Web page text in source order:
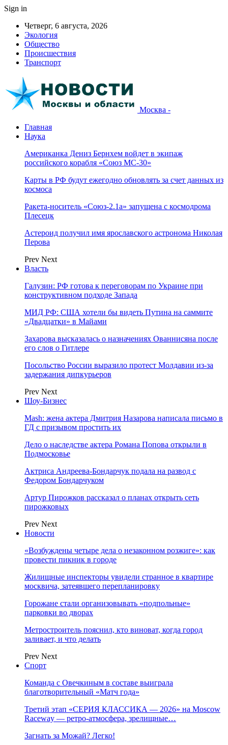
Sign in
Четверг, 6 августа, 2026
Экология
Общество
Происшествия
Транспорт
Москва -
Главная
Наука
Американка Дениз Бернхем войдет в экипаж
российского корабля «Союз МС-30»
Карты в РФ будут ежегодно обновлять за счет данных из
космоса
Ракета-носитель «Союз-2.1а» запущена с космодрома
Плесецк
Астероид получил имя ярославского астронома Николая
Перова
Prev Next
Власть
Галузин: РФ готова к переговорам по Украине при
конструктивном подходе Запада
МИД РФ: США хотели бы видеть Путина на саммите
«Двадцатки» в Майами
Захарова высказалась о назначениях Ованнисяна после
его слов о Гитлере
Посольство России выразило протест Молдавии из-за
задержания дипкурьеров
Prev Next
Шоу-Бизнес
Mash: жена актера Дмитрия Назарова написала письмо в
ГД с призывом простить их
Дело о наследстве актера Романа Попова открыли в
Подмосковье
Актриса Андреева-Бондарчук подала на развод с
Федором Бондарчуком
Артур Пирожков рассказал о планах открыть сеть
пирожковых
Prev Next
Новости
«Возбуждены четыре дела о незаконном розжиге»: как
провести пикник в городе
Жилищные инспекторы увидели странное в квартире
москвича, затеявшего перепланировку
Горожане стали организовывать «подпольные»
парковки во дворах
Метростроитель пояснил, кто виноват, когда город
заливает, и что делать
Prev Next
Спорт
Команда с Овечкиным в составе выиграла
благотворительный «Матч года»
Третий этап «СЕРИЯ КЛАССИКА — 2026» на Moscow
Raceway — ретро‑атмосфера, зрелищные…
Загнать за Можай? Легко!